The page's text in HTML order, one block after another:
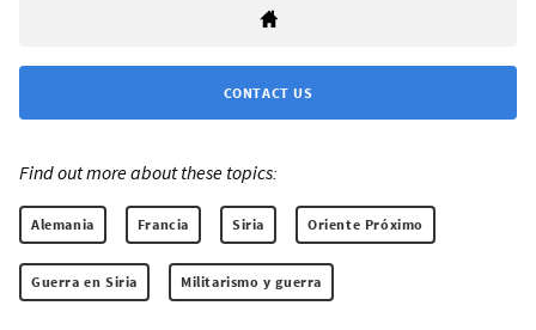
CONTACT US
Find out more about these topics:
Alemania Francia Siria Oriente Próximo
Guerra en Siria Militarismo y guerra